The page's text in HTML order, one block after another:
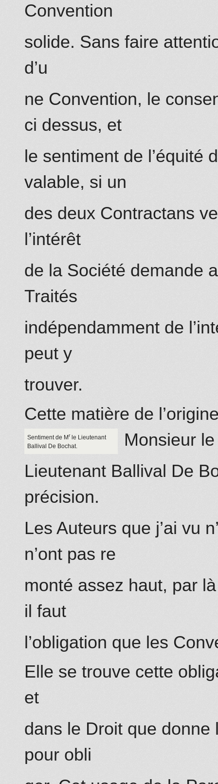
Convention
solide. Sans faire
d’u
ne Convention, le
ci dessus, et
le sentiment de l’équité
valable, si un
des deux Contractans
l’intérêt
de la Société demande
Traités
indépendamment de
peut y
trouver.
Cette matière de
Monsieur le
Sentiment de Mr le Lieutenant
Ballival De Bochat.
Lieutenant Ballival De
précision.
Les Auteurs que j’ai vu
n’ont pas re
monté assez haut, par
il faut
l’obligation que les
Elle se trouve cette
et
dans le Droit que
pour obli